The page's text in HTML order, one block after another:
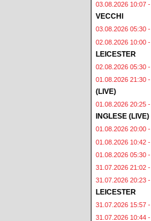
03.08.2026 10:07 -
VECCHI
03.08.2026 05:30 -
02.08.2026 10:00 -
LEICESTER
02.08.2026 05:30 -
01.08.2026 21:30 -
(LIVE)
01.08.2026 20:25 -
INGLESE (LIVE)
01.08.2026 20:00 -
01.08.2026 10:42 -
01.08.2026 05:30 -
31.07.2026 21:02 -
31.07.2026 20:23 -
LEICESTER
31.07.2026 15:57 -
31.07.2026 10:44 -